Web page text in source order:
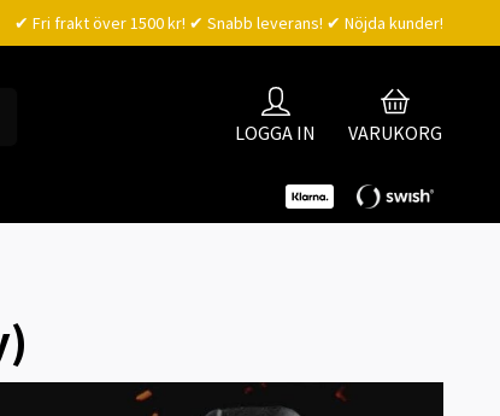
✔ Fri frakt över 1500 kr! ✔ Snabb leverans! ✔ Nöjda kunder!
LOGGA IN VARUKORG